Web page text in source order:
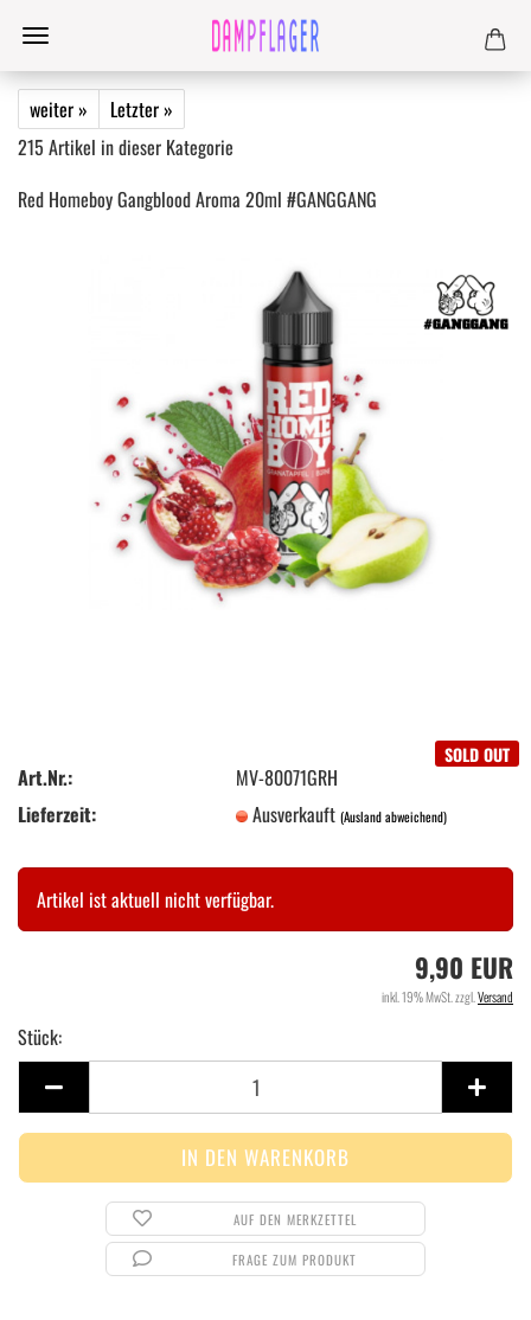
weiter »
Letzter »
215 Artikel in dieser Kategorie
Red Homeboy Gangblood Aroma 20ml #GANGGANG
SOLD OUT
Art.Nr.:
MV-80071GRH
Lieferzeit:
Ausverkauft(Ausland abweichend)
Artikel ist aktuell nicht verfügbar.
9,90 EUR
inkl. 19% MwSt. zzgl. Versand
Stück:
Stück
AUF DEN MERKZETTEL
FRAGE ZUM PRODUKT